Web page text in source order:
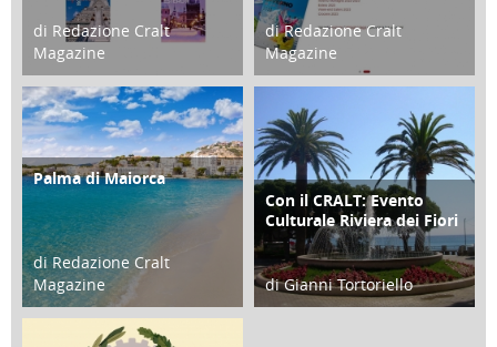
di Redazione Cralt
Magazine
21 Novembre 2023
di Redazione Cralt
Magazine
07 Marzo 2023
ATTIVITÀ
Palma di Maiorca
di Redazione Cralt
Magazine
25 Giugno 2016
ATTIVITÀ
Con il CRALT: Evento
Culturale Riviera dei Fiori
di Gianni Tortoriello